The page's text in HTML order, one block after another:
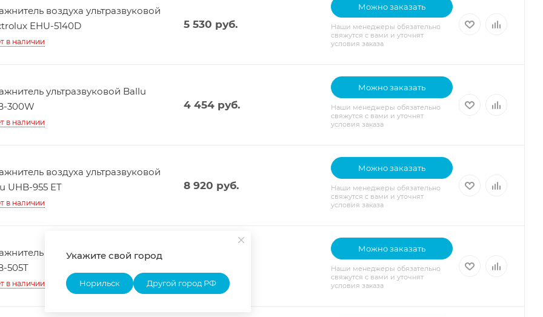
воздуха ультразвуковой
EHU-5140D
в наличии
5 530 руб.
Можно заказать
Наши менеджеры обязательно
свяжутся с вами и уточнят
условия заказа
ультразвуковой Ballu
300W
в наличии
4 454руб.
Можно заказать
Наши менеджеры обязательно
свяжутся с вами и уточнят
условия заказа
воздуха ультразвуковой
UHB-955 ET
в наличии
8 920 руб.
Можно заказать
Наши менеджеры обязательно
свяжутся с вами и уточнят
условия заказа
ультразвуковой BALLU
505T
в наличии
Можно заказать
Наши менеджеры обязательно
свяжутся с вами и уточнят
условия заказа
Укажите свой город
Норильск Другой город РФ